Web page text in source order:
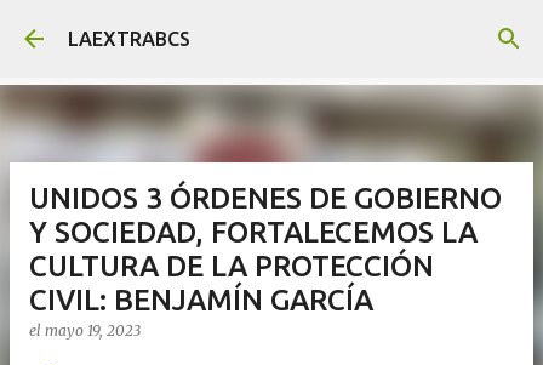
Ir al contenido principal
LAEXTRABCS
UNIDOS 3 ÓRDENES DE GOBIERNO
Y SOCIEDAD, FORTALECEMOS LA
CULTURA DE LA PROTECCIÓN
CIVIL: BENJAMÍN GARCÍA
el mayo 19, 2023